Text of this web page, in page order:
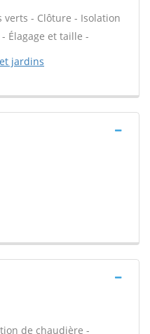
verts - Clôture - Isolation
Élagage et taille -
jardins
de chaudière -